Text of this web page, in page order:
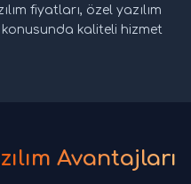
fiyatları, özel yazılım
konusunda kaliteli hizmet
Avantajları